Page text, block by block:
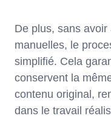
De plus, sans
manuelles, le
simplifié. Cela
conservent la
contenu original,
dans le travail